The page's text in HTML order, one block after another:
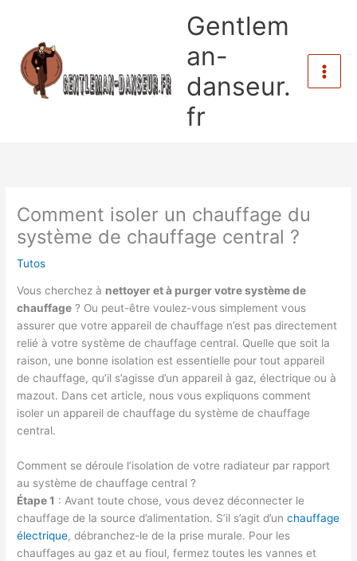
contenu
Gentlem
an-
danseur.
fr
Comment isoler un chauffage du
système de chauffage central ?
Tutos
Vous cherchez à nettoyer et à purger votre système de
chauffage ? Ou peut-être voulez-vous simplement vous
assurer que votre appareil de chauffage n’est pas directement
relié à votre système de chauffage central. Quelle que soit la
raison, une bonne isolation est essentielle pour tout appareil
de chauffage, qu’il s’agisse d’un appareil à gaz, électrique ou à
mazout. Dans cet article, nous vous expliquons comment
isoler un appareil de chauffage du système de chauffage
central.
Comment se déroule l’isolation de votre radiateur par rapport
au système de chauffage central ?
Étape 1 : Avant toute chose, vous devez déconnecter le
chauffage de la source d’alimentation. S’il s’agit d’unchauffage
électrique, débranchez-le de la prise murale. Pour les
chauffages au gaz et au fioul, fermez toutes les vannes et